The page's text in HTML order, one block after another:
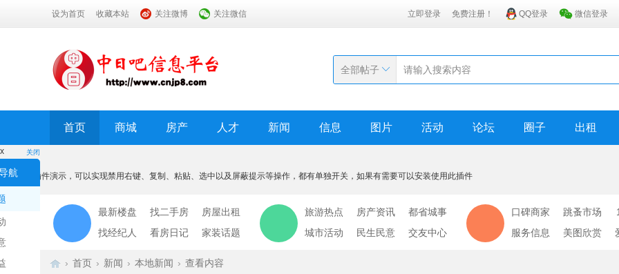
设为首页 收藏本站 关注微博 关注微信 立即登录 免费注册！ QQ登录 微信登录
全部帖子
首页 商城 房产 人才 新闻 信息 图片 活动 论坛 圈子 出租
关闭
航
x
本功能为插件演示，可以实现禁用右键、复制、粘贴、选中以及屏蔽提示等操作，都有单独开关，如果有需要可以安装使用此插件
我知道了
最新楼盘 找二手房
房屋出租
找经纪人
看房日记 家装话题
旅游热点 房产资讯
都省城事
城市活动
民生民意 交友中心
口碑商家 跳蚤市场
服务信息
美图欣赏
› 首页 › 新闻 › 本地新闻 › 查看内容